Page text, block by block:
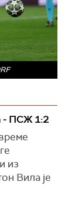
- ПСЖ 1:2
из
Вила је